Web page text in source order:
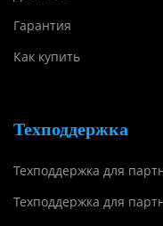
Гарантия
Как купить
Техподдержка
Техподдержка для
Техподдержка для